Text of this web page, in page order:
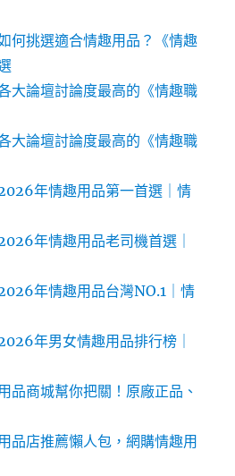
何挑選適合情趣用品？《情趣
大論壇討論度最高的《情趣職
大論壇討論度最高的《情趣職
年情趣用品第一首選｜情
年情趣用品老司機首選｜
年情趣用品台灣NO.1｜情
年男女情趣用品排行榜｜
品商城幫你把關！原廠正品、
品店推薦懶人包，網購情趣用